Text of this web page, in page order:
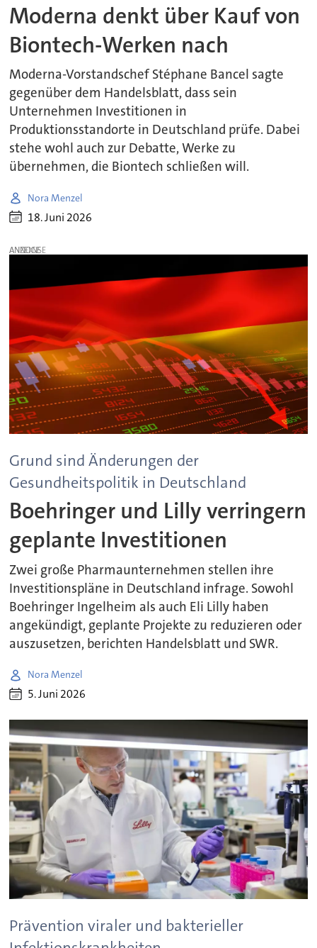
Moderna denkt über Kauf von
Biontech-Werken nach
Moderna-Vorstandschef Stéphane Bancel sagte
gegenüber dem Handelsblatt, dass sein
Unternehmen Investitionen in
Produktionsstandorte in Deutschland prüfe. Dabei
stehe wohl auch zur Debatte, Werke zu
übernehmen, die Biontech schließen will.
Nora Menzel
18. Juni 2026
ANZEIGE
Grund sind Änderungen der
Gesundheitspolitik in Deutschland
Boehringer und Lilly verringern
geplante Investitionen
Zwei große Pharmaunternehmen stellen ihre
Investitionspläne in Deutschland infrage. Sowohl
Boehringer Ingelheim als auch Eli Lilly haben
angekündigt, geplante Projekte zu reduzieren oder
auszusetzen, berichten Handelsblatt und SWR.
Nora Menzel
5. Juni 2026
Prävention viraler und bakterieller